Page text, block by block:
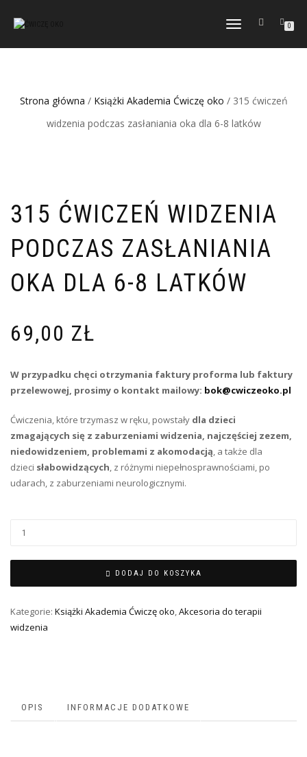
TOGGLE
0
Strona główna / Książki Akademia Ćwiczę oko / 315 ćwiczeń
widzenia podczas zasłaniania oka dla 6-8 latków
315 ĆWICZEŃ WIDZENIA
PODCZAS ZASŁANIANIA
OKA DLA 6-8 LATKÓW
69,00 ZŁ
W przypadku chęci otrzymania faktury proforma lub faktury
przelewowej, prosimy o kontakt mailowy: bok@cwiczeoko.pl
Ćwiczenia, które trzymasz w ręku, powstały dla dzieci
zmagających się z zaburzeniami widzenia, najczęściej zezem,
niedowidzeniem, problemami z akomodacją, a także dla
dzieci słabowidzących, z różnymi niepełnosprawnościami, po
udarach, z zaburzeniami neurologicznymi.
DODAJ DO KOSZYKA
Kategorie: Książki Akademia Ćwiczę oko,Akcesoria do terapii
widzenia
OPIS INFORMACJE DODATKOWE